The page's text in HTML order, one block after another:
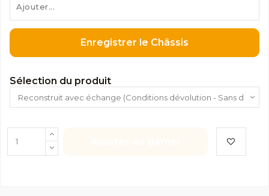
Enregistrer le Châssis
Sélection du produit